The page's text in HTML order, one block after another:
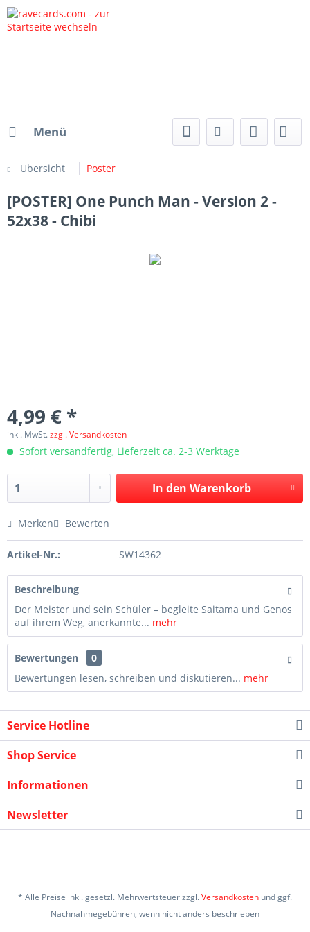
Menü
Übersicht Poster
[POSTER] One Punch Man - Version 2 -
52x38 - Chibi
4,99 € *
inkl. MwSt.zzgl. Versandkosten
Sofort versandfertig, Lieferzeit ca. 2-3 Werktage
In den Warenkorb
Merken Bewerten
Artikel-Nr.: SW14362
Beschreibung
Der Meister und sein Schüler – begleite Saitama und Genos
auf ihrem Weg, anerkannte... mehr
Bewertungen
0
Bewertungen lesen, schreiben und diskutieren... mehr
Service Hotline
Shop Service
Informationen
Newsletter
* Alle Preise inkl. gesetzl. Mehrwertsteuer zzgl.Versandkosten und ggf.
Nachnahmegebühren, wenn nicht anders beschrieben